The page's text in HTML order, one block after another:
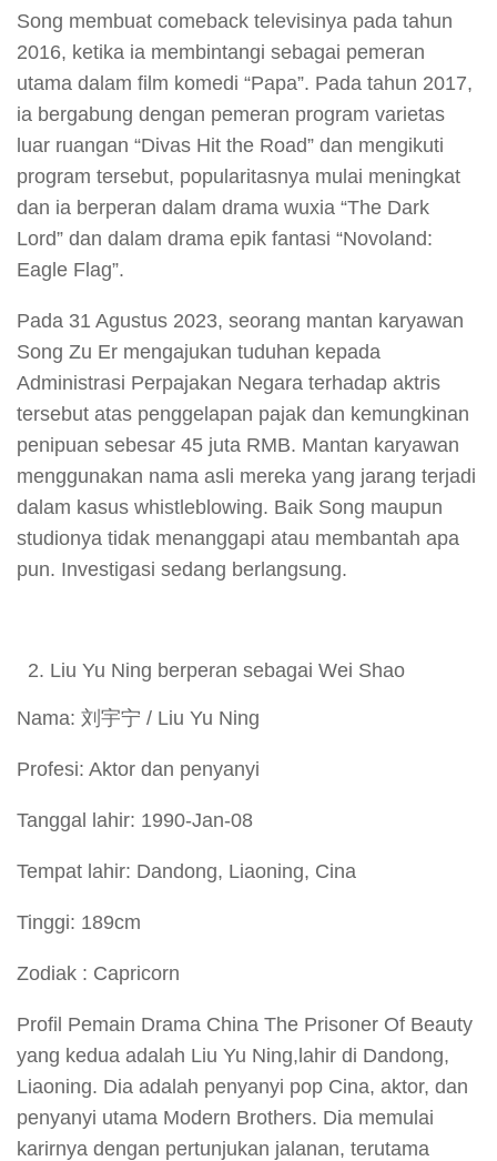
Song membuat comeback televisinya pada tahun
2016, ketika ia membintangi sebagai pemeran
utama dalam film komedi “Papa”. Pada tahun 2017,
ia bergabung dengan pemeran program varietas
luar ruangan “Divas Hit the Road” dan mengikuti
program tersebut, popularitasnya mulai meningkat
dan ia berperan dalam drama wuxia “The Dark
Lord” dan dalam drama epik fantasi “Novoland:
Eagle Flag”.
Pada 31 Agustus 2023, seorang mantan karyawan
Song Zu Er mengajukan tuduhan kepada
Administrasi Perpajakan Negara terhadap aktris
tersebut atas penggelapan pajak dan kemungkinan
penipuan sebesar 45 juta RMB. Mantan karyawan
menggunakan nama asli mereka yang jarang terjadi
dalam kasus whistleblowing. Baik Song maupun
studionya tidak menanggapi atau membantah apa
pun. Investigasi sedang berlangsung.
Liu Yu Ning berperan sebagai Wei Shao
Nama: 刘宇宁 / Liu Yu Ning
Profesi: Aktor dan penyanyi
Tanggal lahir: 1990-Jan-08
Tempat lahir: Dandong, Liaoning, Cina
Tinggi: 189cm
Zodiak : Capricorn
Profil Pemain Drama China The Prisoner Of Beauty
yang kedua adalah Liu Yu Ning,lahir di Dandong,
Liaoning. Dia adalah penyanyi pop Cina, aktor, dan
penyanyi utama Modern Brothers. Dia memulai
karirnya dengan pertunjukan jalanan, terutama